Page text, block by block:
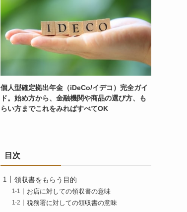
個人型確定拠出年金（iDeCo/イデコ）完全ガイ
ド。始め方から、金融機関や商品の選び方、も
らい方までこれをみればすべてOK
目次
領収書をもらう目的
お店に対しての領収書の意味
税務署に対しての領収書の意味